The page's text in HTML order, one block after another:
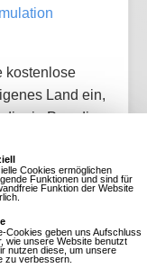
kostenlose
Land ein,
ein Paradies
oder
dich um
Mitglied der
der
Cookies ermöglichen
Funktionen und sind für
Funktion der Website
Cookies geben uns Aufschluss
wie unsere Website benutzt
nutzen diese, um unsere
zu verbessern.